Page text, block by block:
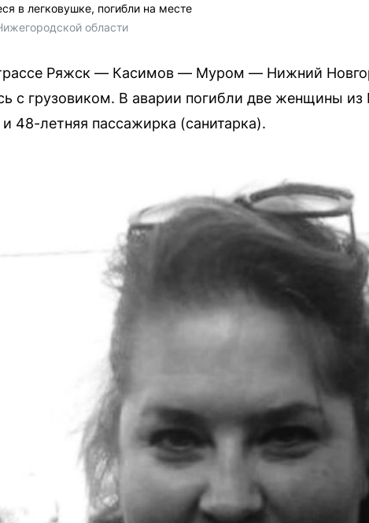
в легковушке, погибли на месте
области
Ряжск — Касимов — Муром — Нижний
с грузовиком. В аварии погибли две женщины
и 48-летняя пассажирка (санитарка).